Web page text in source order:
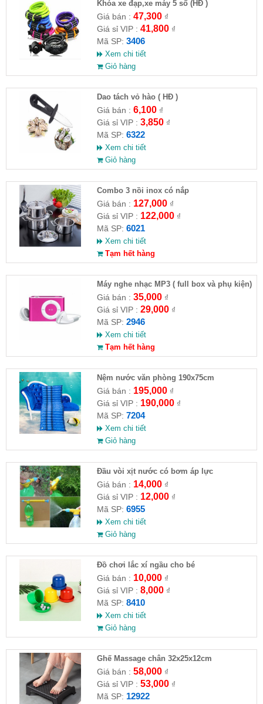
Khóa xe đạp,xe máy 5 số (HĐ )
Giá bán : 47,300₫
Giá sỉ VIP : 41,800₫
Mã SP: 3406
Xem chi tiết
Giỏ hàng
Dao tách vỏ hào ( HĐ )
Giá bán : 6,100₫
Giá sỉ VIP : 3,850₫
Mã SP: 6322
Xem chi tiết
Giỏ hàng
Combo 3 nồi inox có nắp
Giá bán : 127,000₫
Giá sỉ VIP : 122,000₫
Mã SP: 6021
Xem chi tiết
Tạm hết hàng
Máy nghe nhạc MP3 ( full box và phụ kiện)
Giá bán : 35,000₫
Giá sỉ VIP : 29,000₫
Mã SP: 2946
Xem chi tiết
Tạm hết hàng
Nệm nước văn phòng 190x75cm
Giá bán : 195,000₫
Giá sỉ VIP : 190,000₫
Mã SP: 7204
Xem chi tiết
Giỏ hàng
Đầu vòi xịt nước có bơm áp lực
Giá bán : 14,000₫
Giá sỉ VIP : 12,000₫
Mã SP: 6955
Xem chi tiết
Giỏ hàng
Đồ chơi lắc xí ngầu cho bé
Giá bán : 10,000₫
Giá sỉ VIP : 8,000₫
Mã SP: 8410
Xem chi tiết
Giỏ hàng
Ghế Massage chân 32x25x12cm
Giá bán : 58,000₫
Giá sỉ VIP : 53,000₫
Mã SP: 12922